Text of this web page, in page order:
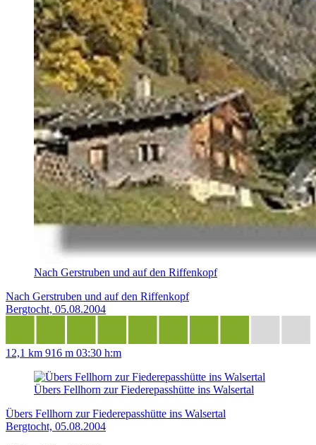
Nach Gerstruben und auf den Riffenkopf
Nach Gerstruben und auf den Riffenkopf
Bergtocht, 05.08.2004
12,1 km 916 m 03:30 h:m
Übers Fellhorn zur Fiederepasshütte ins Walsertal
Übers Fellhorn zur Fiederepasshütte ins Walsertal
Bergtocht, 05.08.2004